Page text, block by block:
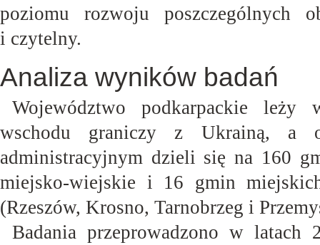
poziomu rozwoju poszczególnych
i czytelny.
Analiza wyników badań
Województwo podkarpackie leży
wschodu graniczy z Ukrainą, a
administracyjnym dzieli się na 160
miejsko-wiejskie i 16 gmin
(Rzeszów, Krosno, Tarnobrzeg i
Badania przeprowadzono w